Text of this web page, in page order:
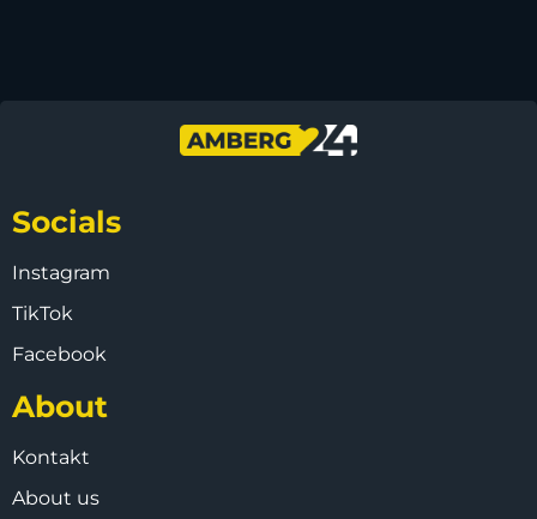
Socials
Instagram
TikTok
Facebook
About
Kontakt
About us